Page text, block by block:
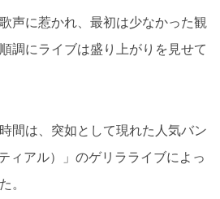
声に惹かれ、最初は少なかった観
調にライブは盛り上がりを見せて
間は、突如として現れた人気バン
ィアル）」のゲリラライブによっ
。